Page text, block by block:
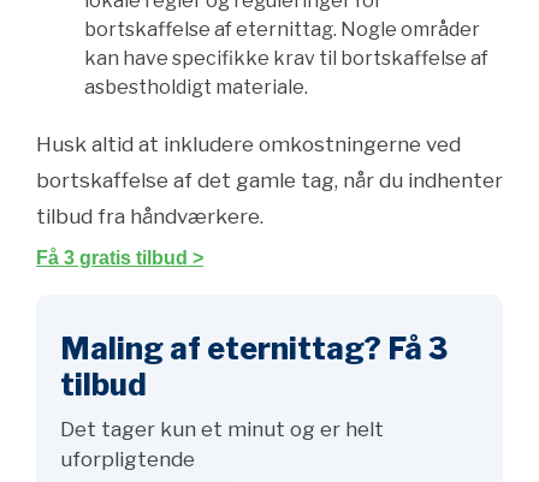
bortskaffelse af eternittag. Nogle områder
kan have specifikke krav til bortskaffelse af
asbestholdigt materiale.
Husk altid at inkludere omkostningerne ved
bortskaffelse af det gamle tag, når du indhenter
tilbud fra håndværkere.
Få 3 gratis tilbud >
Maling af eternittag? Få 3
tilbud
Det tager kun et minut og er helt
uforpligtende